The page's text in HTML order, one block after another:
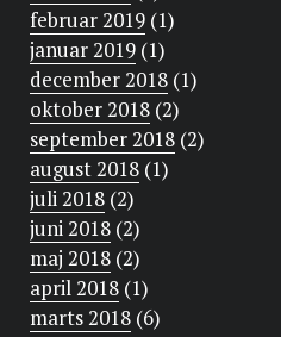
februar 2019 (1)
januar 2019 (1)
december 2018 (1)
oktober 2018 (2)
september 2018 (2)
august 2018 (1)
juli 2018 (2)
juni 2018 (2)
maj 2018 (2)
april 2018 (1)
marts 2018 (6)